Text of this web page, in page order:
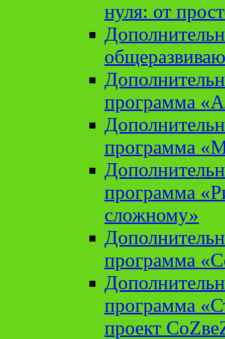
нуля: от
программа
программа
программа
сложному»
программа
программа
проект